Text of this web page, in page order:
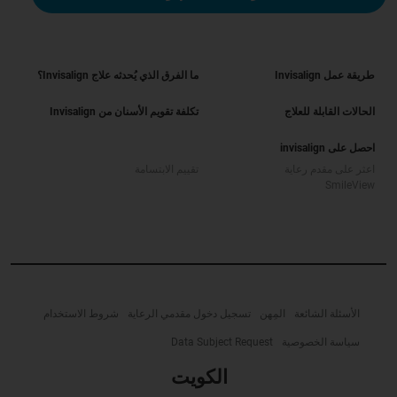
طريقة عمل Invisalign ما الفرق الذي يُحدثه علاج Invisalign؟
الحالات القابلة للعلاج تكلفة تقويم الأسنان من Invisalign
احصل على invisalign
الأسئلة الشائعة المِهن تسجيل دخول مقدمي الرعاية شروط الاستخدام
سياسة الخصوصية Data Subject Request
الكويت‎